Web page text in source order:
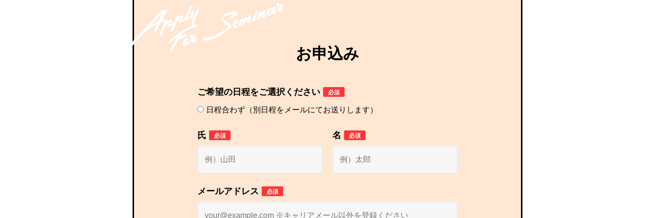
お申込み
ご希望の日程をご選択ください 必須
日程合わず（別日程をメールにてお送りします）
氏 必須 名 必須
メールアドレス 必須